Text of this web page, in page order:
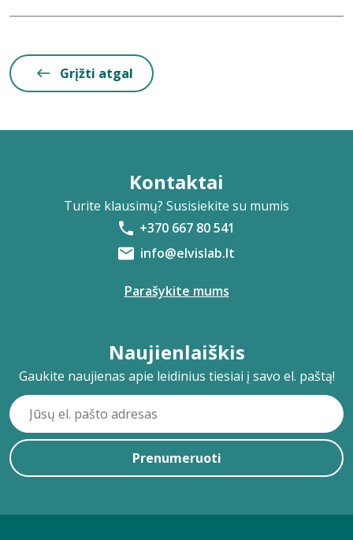
Grįžti atgal
Kontaktai
Turite klausimų? Susisiekite su mumis
+370 667 80 541
info@elvislab.lt
Parašykite mums
Naujienlaiškis
Gaukite naujienas apie leidinius tiesiai į savo el. paštą!
Prenumeruoti